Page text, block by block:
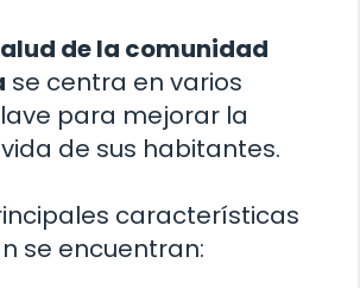
de la comunidad
se centra en varios
para mejorar la
de sus habitantes.
características
se encuentran: